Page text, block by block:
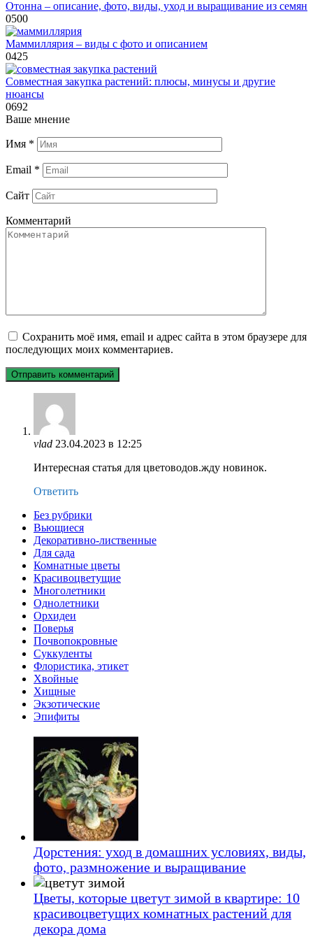
Отонна – описание, фото, виды, уход и выращивание из семян
0500
Маммиллярия – виды с фото и описанием
0425
Совместная закупка растений: плюсы, минусы и другие
нюансы
0692
Ваше мнение
Имя *
Email *
Сайт
Комментарий
Сохранить моё имя, email и адрес сайта в этом браузере для
последующих моих комментариев.
vlad 23.04.2023 в 12:25
Интересная статья для цветоводов.жду новинок.
Ответить
Без рубрики
Вьющиеся
Декоративно-лиственные
Для сада
Комнатные цветы
Красивоцветущие
Многолетники
Однолетники
Орхидеи
Поверья
Почвопокровные
Суккуленты
Флористика, этикет
Хвойные
Хищные
Экзотические
Эпифиты
Дорстения: уход в домашних условиях, виды,
фото, размножение и выращивание
Цветы, которые цветут зимой в квартире: 10
красивоцветущих комнатных растений для
декора дома